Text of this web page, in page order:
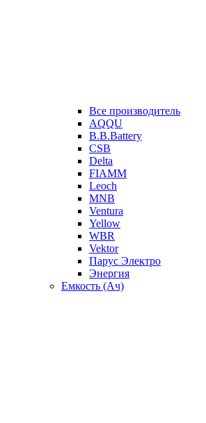
Все производитель
AQQU
B.B.Battery
CSB
Delta
FIAMM
Leoch
MNB
Ventura
Yellow
WBR
Vektor
Парус Электро
Энергия
Емкость (Ач)